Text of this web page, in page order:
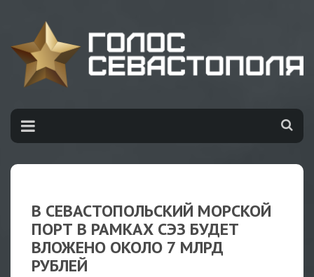
В СЕВАСТОПОЛЬСКИЙ МОРСКОЙ
ПОРТ В РАМКАХ СЭЗ БУДЕТ
ВЛОЖЕНО ОКОЛО 7 МЛРД
РУБЛЕЙ